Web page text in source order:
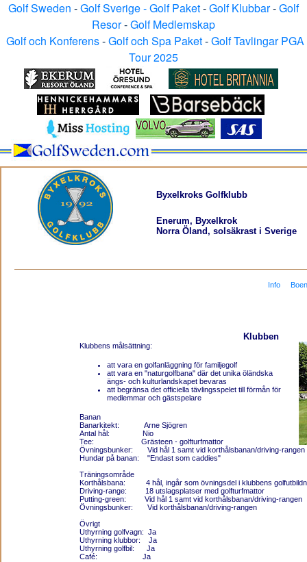
Golf Sweden -Golf Sverige - Golf Paket-Golf Klubbar-Golf
Resor-Golf Medlemskap
Golf och Konferens-Golf och Spa Paket-Golf Tavlingar PGA
Tour 2025
Byxelkroks Golfklubb
Enerum, Byxelkrok
Norra Öland, solsäkrast i Sverige
Info
Klubben
Klubbens målsättning:
att vara en golfanläggning för familjegolf
att vara en "naturgolfbana" där det unika öländska
ängs- och kulturlandskapet bevaras
att begränsa det officiella tävlingsspelet till förmån för
medlemmar och gästspelare
Banan
Banarkitekt: Arne Sjögren
Antal hål: Nio
Tee: Grästeen - golfturfmattor
Övningsbunker: Vid hål 1 samt vid korthålsbanan/driving-rangen
Hundar på banan: "Endast som caddies"
Träningsområde
Korthålsbana: 4 hål, ingår som övningsdel i klubbens
Driving-range: 18 utslagsplatser med golfturfmattor
Putting-green: Vid hål 1 samt vid korthålsbanan/driving-rangen
Övningsbunker: Vid korthålsbanan/driving-rangen
Övrigt
Uthyrning golfvagn: Ja
Uthyrning klubbor: Ja
Uthyrning golfbil: Ja
Café: Ja